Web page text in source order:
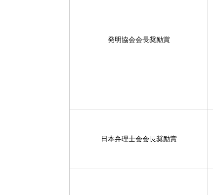
発明協会会長奨励賞
日本弁理士会会長奨励賞